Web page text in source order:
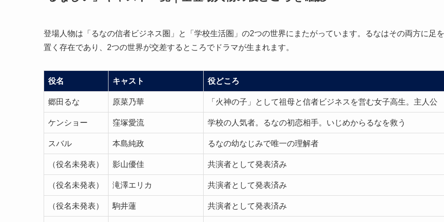
登場人物は「るなの信者ビジネス圏」と「学校生活圏」の2つの世界にまたがっています。るなはその両方に足を
置く存在であり、2つの世界が交差するところでドラマが生まれます。
役名 キャスト 役どころ
郷田るな 原菜乃華 「火神の子」として祖母と信者ビジネスを営む女子高生。主人公
ケンショー 窪塚愛流 学校の人気者。るなの初恋相手。いじめからるなを救う
スバル 本島純政 るなの幼なじみで唯一の理解者
（役名未発表） 影山優佳 共演者として発表済み
（役名未発表） 滝澤エリカ 共演者として発表済み
（役名未発表） 駒井蓮 共演者として発表済み